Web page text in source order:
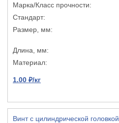
1.00 ₽/кг
Винт с цилиндрической головкой